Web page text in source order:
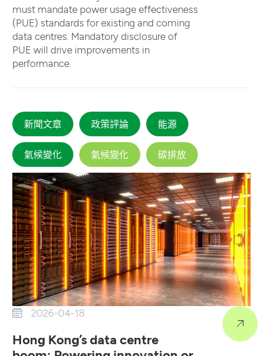
must mandate power usage effectiveness
(PUE) standards for existing and coming
data centres. Mandatory disclosure of
PUE will drive improvements in
performance.
新聞文章 政策評論 能源
氣候變化 氣候變化 碳排放
2026-04-18
Hong Kong’s data centre